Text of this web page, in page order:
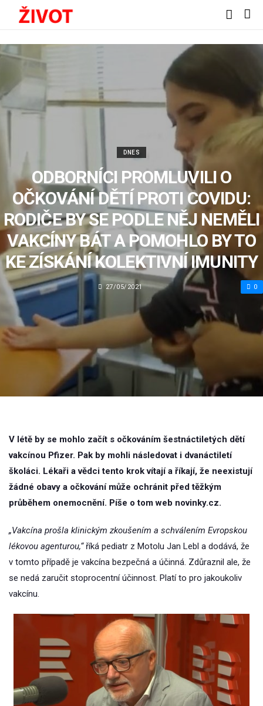
DNES
ODBORNÍCI PROMLUVILI O
OČKOVÁNÍ DĚTÍ PROTI COVIDU:
RODIČE BY SE PODLE NĚJ NEMĚLI
VAKCÍNY BÁT A POMOHLO BY TO
KE ZÍSKÁNÍ KOLEKTIVNÍ IMUNITY
27/05/2021 0
V létě by se mohlo začít s očkováním šestnáctiletých dětí
vakcínou Pfizer. Pak by mohli následovat i dvanáctiletí
školáci. Lékaři a vědci tento krok vítají a říkají, že neexistují
žádné obavy a očkování může ochránit před těžkým
průběhem onemocnění. Píše o tom web novinky.cz.
„Vakcína prošla klinickým zkoušením a schválením Evropskou
lékovou agenturou,“říká pediatr z Motolu Jan Lebl a dodává, že
v tomto případě je vakcína bezpečná a účinná. Zdůraznil ale, že
se nedá zaručit stoprocentní účinnost. Platí to pro jakoukoliv
vakcínu.